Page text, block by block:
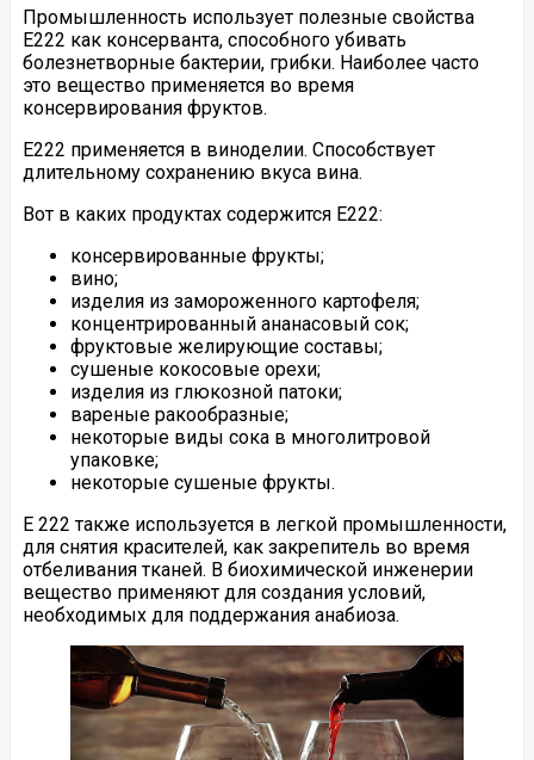
Промышленность использует полезные свойства
Е222 как консерванта, способного убивать
болезнетворные бактерии, грибки. Наиболее часто
это вещество применяется во время
консервирования фруктов.
Е222 применяется в виноделии. Способствует
длительному сохранению вкуса вина.
Вот в каких продуктах содержится Е222:
консервированные фрукты;
вино;
изделия из замороженного картофеля;
концентрированный ананасовый сок;
фруктовые желирующие составы;
сушеные кокосовые орехи;
изделия из глюкозной патоки;
вареные ракообразные;
некоторые виды сока в многолитровой
упаковке;
некоторые сушеные фрукты.
Е 222 также используется в легкой промышленности,
для снятия красителей, как закрепитель во время
отбеливания тканей. В биохимической инженерии
вещество применяют для создания условий,
необходимых для поддержания анабиоза.